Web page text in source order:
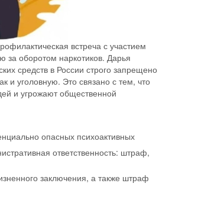
встреча с участием
оборотом наркотиков. Дарья
средств в России строго запрещено
и уголовную. Это связано с тем, что
и угрожают общественной
опасных психоактивных
ответственность: штраф,
заключения, а также штраф